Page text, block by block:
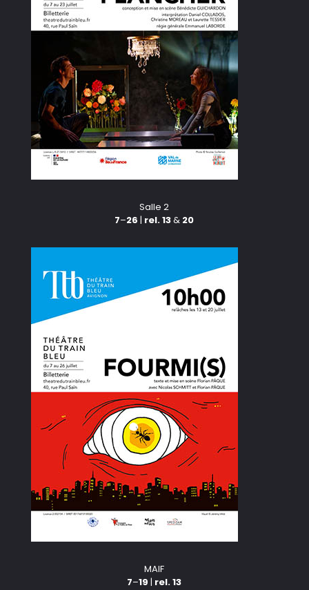
Salle 2
7–26 | rel. 13& 20
MAIF
7–19 | rel. 13